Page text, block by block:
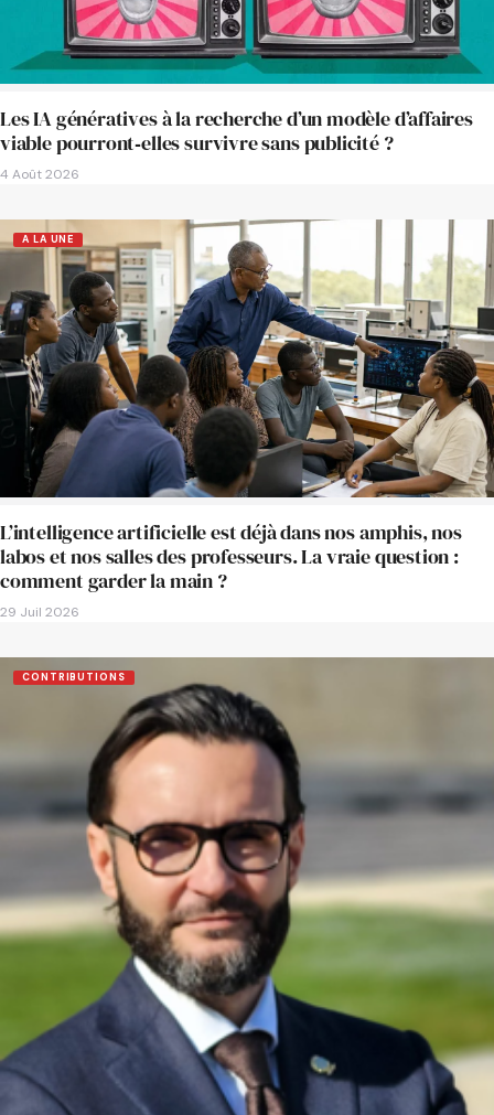
Les IA génératives à la recherche d’un modèle d’affaires
viable pourront‑elles survivre sans publicité ?
4 Août 2026
A LA UNE
L’intelligence artificielle est déjà dans nos amphis, nos
labos et nos salles des professeurs. La vraie question :
comment garder la main ?
29 Juil 2026
CONTRIBUTIONS